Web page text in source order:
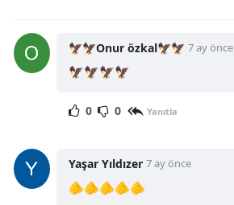
🦅🦅Onur özkal🦅🦅 7 ay önce
🦅🦅🦅🦅
0 0 Yanıtla
Yaşar Yıldızer 7 ay önce
🫵🫵🫵🫵🫵